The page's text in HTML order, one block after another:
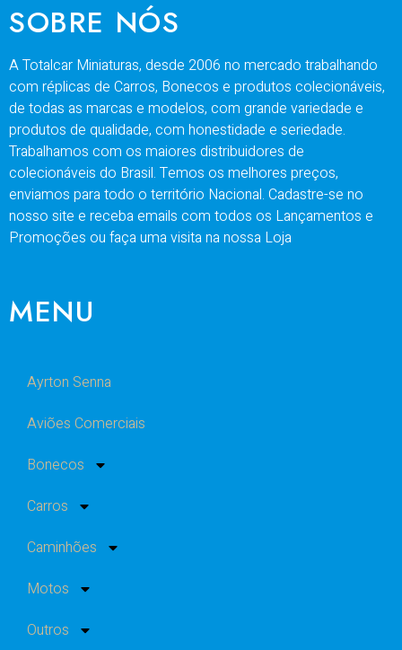
SOBRE NÓS
A Totalcar Miniaturas, desde 2006 no mercado trabalhando
com réplicas de Carros, Bonecos e produtos colecionáveis,
de todas as marcas e modelos, com grande variedade e
produtos de qualidade, com honestidade e seriedade.
Trabalhamos com os maiores distribuidores de
colecionáveis do Brasil. Temos os melhores preços,
enviamos para todo o território Nacional. Cadastre-se no
nosso site e receba emails com todos os Lançamentos e
Promoções ou faça uma visita na nossa Loja
MENU
Ayrton Senna
Aviões Comerciais
Bonecos
Carros
Caminhões
Motos
Outros